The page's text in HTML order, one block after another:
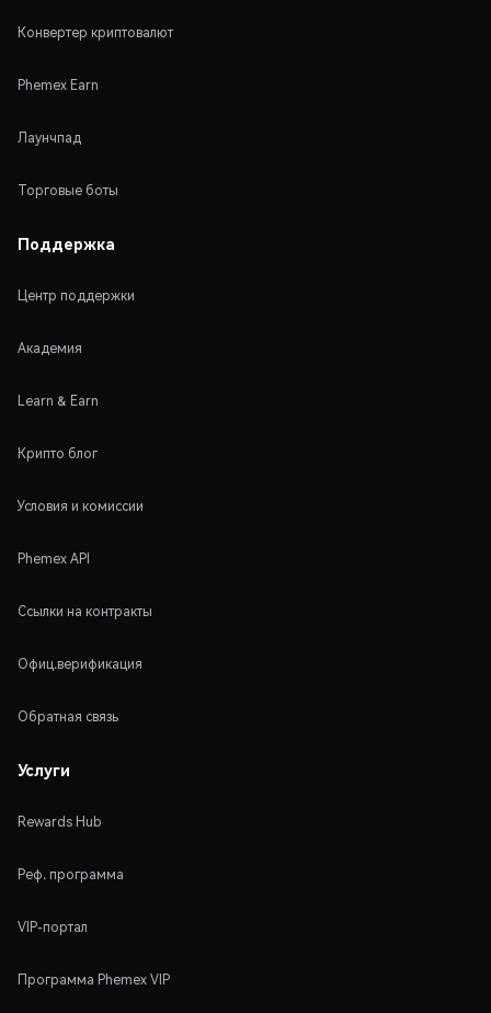
Конвертер криптовалют
Phemex Earn
Лаунчпад
Торговые боты
Поддержка
Центр поддержки
Академия
Learn & Earn
Крипто блог
Условия и комиссии
Phemex API
Ссылки на контракты
Офиц.верификация
Обратная связь
Услуги
Rewards Hub
Реф. программа
VIP-портал
Программа Phemex VIP